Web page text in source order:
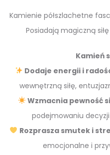
Kamienie półszlachetne
Posiadają magiczną
Kamień
Dodaje energii i
wewnętrzną siłę,
Wzmacnia pewność
podejmowaniu
Rozprasza smutek i
emocjonalne i